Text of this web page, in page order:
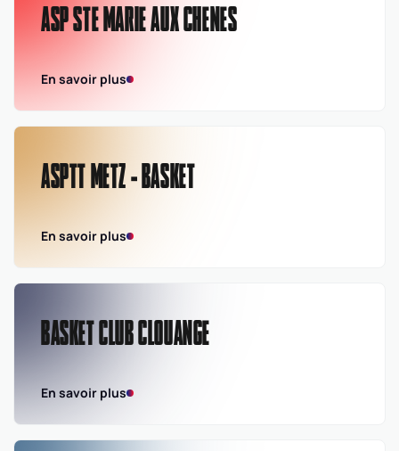
ASP STE MARIE AUX CHENES
En savoir plus
ASPTT METZ - BASKET
En savoir plus
BASKET CLUB CLOUANGE
En savoir plus